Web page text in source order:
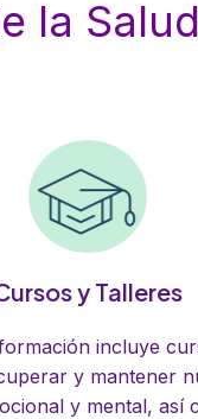
la Salud
y Talleres
incluye
y mantener
y mental, así